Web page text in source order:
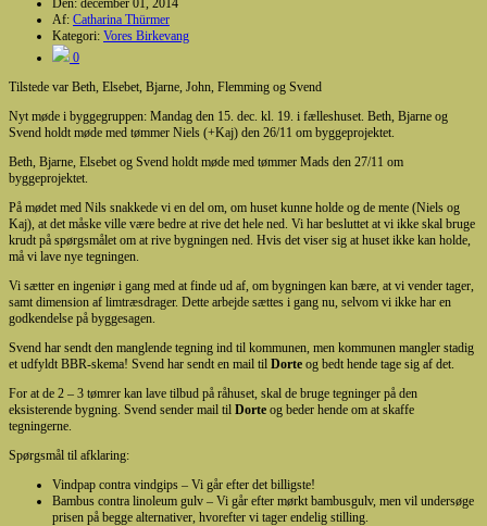
Af: Catharina Thürmer
Kategori: Vores Birkevang
0
Tilstede var Beth, Elsebet, Bjarne, John, Flemming og Svend
Nyt møde i byggegruppen: Mandag den 15. dec. kl. 19. i fælleshuset. Beth, Bjarne og
Svend holdt møde med tømmer Niels (+Kaj) den 26/11 om byggeprojektet.
Beth, Bjarne, Elsebet og Svend holdt møde med tømmer Mads den 27/11 om
byggeprojektet.
På mødet med Nils snakkede vi en del om, om huset kunne holde og de mente (Niels og
Kaj), at det måske ville være bedre at rive det hele ned. Vi har besluttet at vi ikke skal bruge
krudt på spørgsmålet om at rive bygningen ned. Hvis det viser sig at huset ikke kan holde,
må vi lave nye tegningen.
Vi sætter en ingeniør i gang med at finde ud af, om bygningen kan bære, at vi vender tager,
samt dimension af limtræsdrager. Dette arbejde sættes i gang nu, selvom vi ikke har en
godkendelse på byggesagen.
Svend har sendt den manglende tegning ind til kommunen, men kommunen mangler stadig
et udfyldt BBR-skema! Svend har sendt en mail til Dorte og bedt hende tage sig af det.
For at de 2 – 3 tømrer kan lave tilbud på råhuset, skal de bruge tegninger på den
eksisterende bygning. Svend sender mail til Dorte og beder hende om at skaffe
tegningerne.
Spørgsmål til afklaring:
Vindpap contra vindgips – Vi går efter det billigste!
Bambus contra linoleum gulv – Vi går efter mørkt bambusgulv, men vil undersøge
prisen på begge alternativer, hvorefter vi tager endelig stilling.